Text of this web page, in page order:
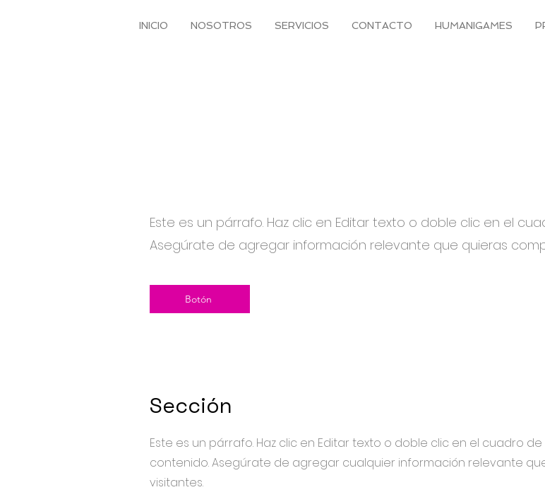
INICIO NOSOTROS SERVICIOS CONTACTO HUMANIGAMES
Este es un párrafo. Haz clic en Editar texto o doble clic en el
Asegúrate de agregar información relevante que quieras
Botón
Sección
Este es un párrafo. Haz clic en Editar texto o doble clic en el cuadro
contenido. Asegúrate de agregar cualquier información relevante
visitantes.